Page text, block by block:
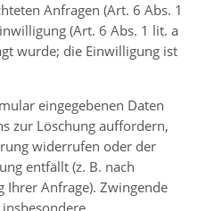
Anfragen (Art. 6 Abs. 1
(Art. 6 Abs. 1 lit. a
wurde; die Einwilligung ist
eingegebenen Daten
zur Löschung auffordern,
widerrufen oder der
entfällt (z. B. nach
Ihrer Anfrage). Zwingende